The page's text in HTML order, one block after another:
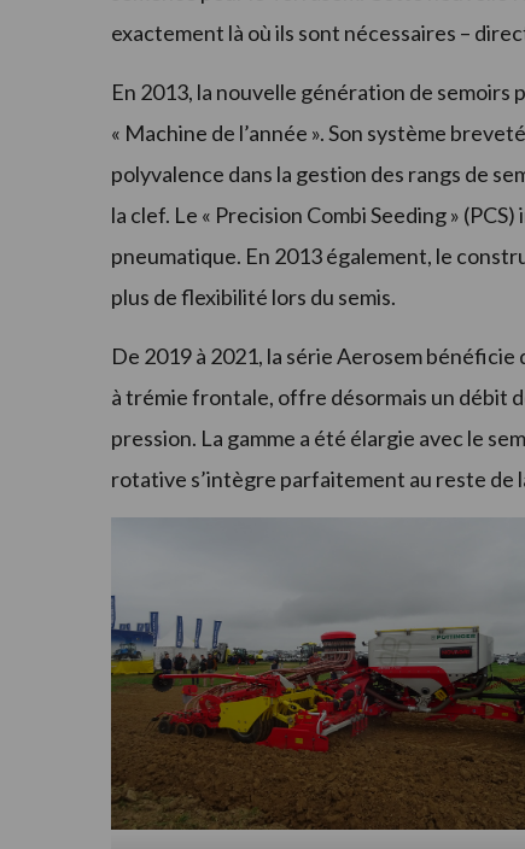
exactement là où ils sont nécessaires –
En 2013, la nouvelle génération de
« Machine de l’année ». Son système
polyvalence dans la gestion des rangs de
la clef. Le « Precision Combi Seeding »
pneumatique. En 2013 également, le
plus de flexibilité lors du semis.
De 2019 à 2021, la série Aerosem bénéficie
à trémie frontale, offre désormais un débit
pression. La gamme a été élargie avec le
rotative s’intègre parfaitement au reste